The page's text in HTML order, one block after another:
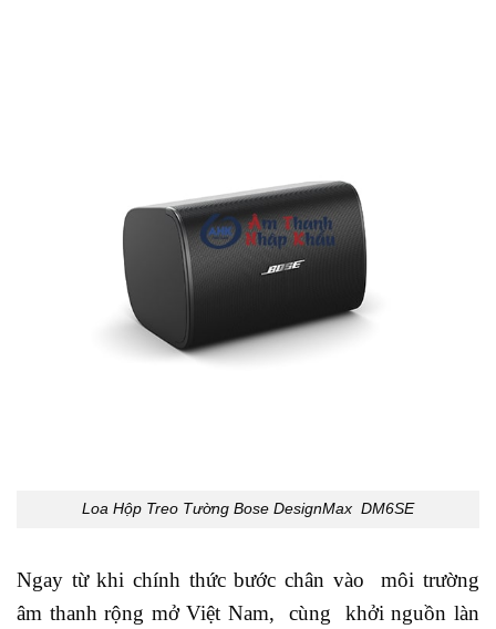
Loa Hộp Treo Tường Bose DesignMax DM6SE
Ngay từ khi chính thức bước chân vào môi trường
âm thanh rộng mở Việt Nam, cùng khởi nguồn làn